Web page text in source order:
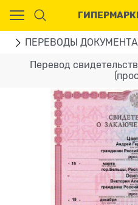
ПЕРЕВОДЫ
Перевод
Ваш город - Москва,
угадали?
ДА НЕТ